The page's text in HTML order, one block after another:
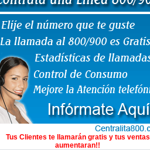
Tus Clientes te llamarán gratis y tus ventas
aumentaran!!